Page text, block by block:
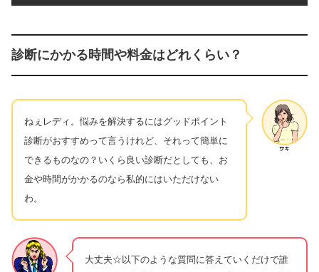
診断にかかる時間や料金はどれくらい？
ねぇレディ。悩みを解決するにはグッドポイント
診断がおすすめって言うけれど、それって簡単に
できるものなの？いくら良い診断だとしても、お
金や時間がかかるのなら私的にはいただけない
わ。
大丈夫☆以下のような質問に答えていくだけで誰